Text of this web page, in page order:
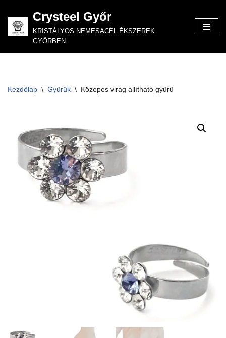
Skip
to
Crysteel Győr
KRISTÁLYOS NEMESACÉL ÉKSZEREK
GYŐRBEN
Kezdőlap \ Gyűrűk \ Közepes virág állítható gyűrű